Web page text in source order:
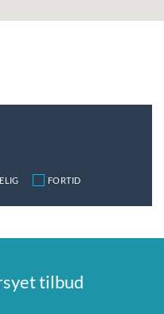
FORTID
tilbud